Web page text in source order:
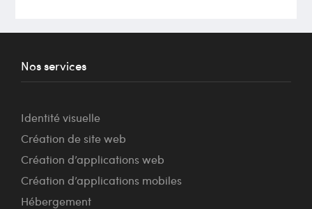
Nos services
Identité visuelle
Création de site web
Création d’applications web
Création d’applications mobiles
Hébergement